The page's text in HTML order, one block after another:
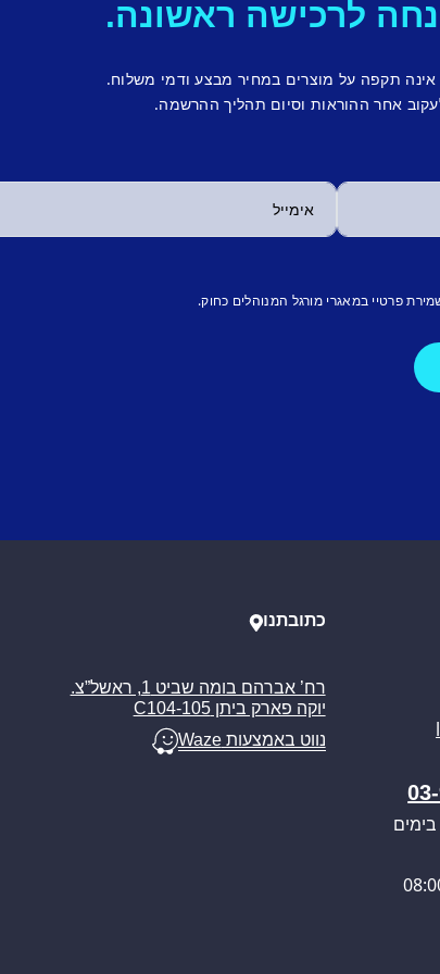
תקפה על מוצרים במחיר מבצע ודמי משלוח.
אחר ההוראות וסיום תהליך ההרשמה.
פרטיי במאגרי מורגל המנוהלים כחוק.
08:00-
כתובתנו
רח’ אברהם בומה שביט 1, ראשל”צ.
יוקה פארק ביתן C104-105
נווט באמצעות Waze